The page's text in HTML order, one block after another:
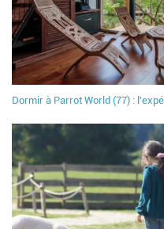
Dormir à Parrot World (77) :